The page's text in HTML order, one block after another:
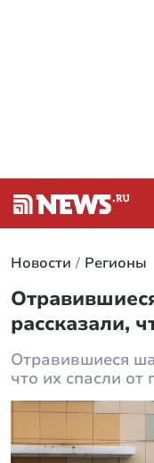
Новости Регионы
рассказали,
Отравившиеся
что их спасли от